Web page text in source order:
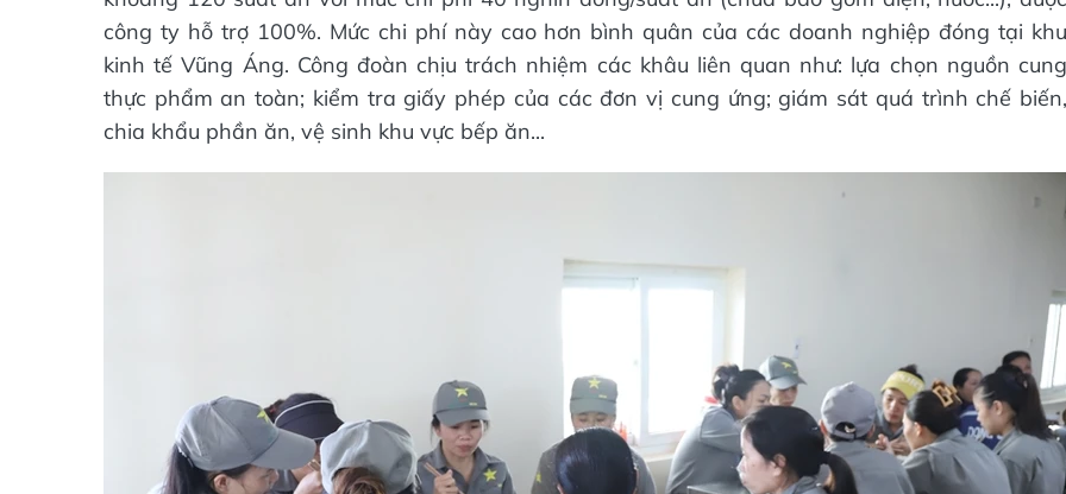
công ty hỗ trợ 100%. Mức chi phí này cao hơn bình quân của các doanh nghiệp đóng tại khu
kinh tế Vũng Áng. Công đoàn chịu trách nhiệm các khâu liên quan như: lựa chọn nguồn cung
thực phẩm an toàn; kiểm tra giấy phép của các đơn vị cung ứng; giám sát quá trình chế biến,
chia khẩu phần ăn, vệ sinh khu vực bếp ăn...